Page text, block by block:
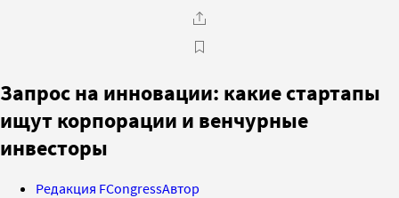
Запрос на инновации: какие стартапы
ищут корпорации и венчурные
инвесторы
Редакция FCongressАвтор